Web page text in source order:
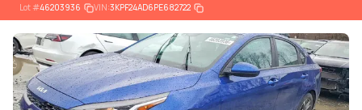
Lot#46203936 VIN:3KPF24AD6PE682722